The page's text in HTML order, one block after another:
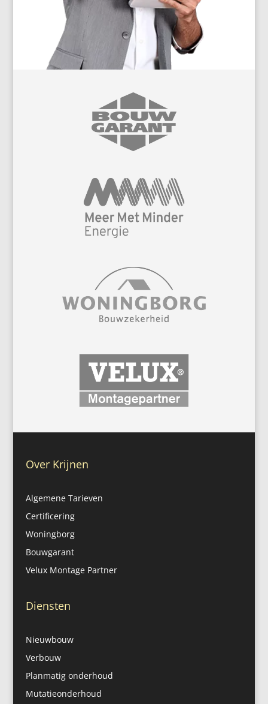
Over Krijnen
Algemene Tarieven
Certificering
Woningborg
Bouwgarant
Velux Montage Partner
Diensten
Nieuwbouw
Verbouw
Planmatig onderhoud
Mutatieonderhoud